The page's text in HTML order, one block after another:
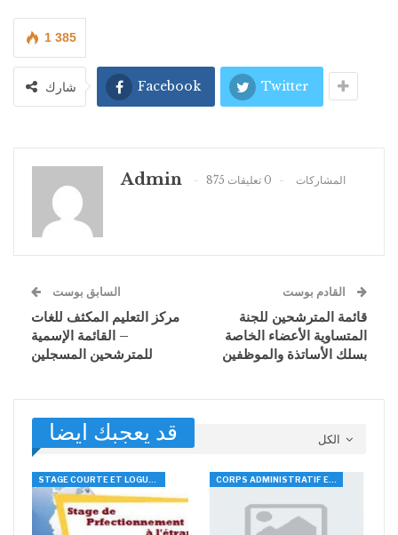
1 385
شارك Facebook Twitter
Admin 875 المشاركات 0 تعليقات
السابق بوست
مركز التعليم المكثف للغات
– القائمة الإسمية
للمترشحين المسجلين
قائمة المترشحين للجنة
المتساوية الأعضاء الخاصة
بسلك الأساتذة والموظفين
قد يعجبك ايضا